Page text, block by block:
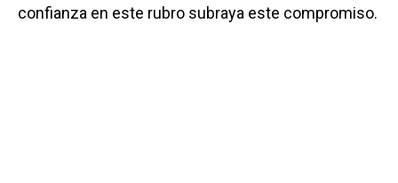
confianza en este rubro subraya este compromiso.